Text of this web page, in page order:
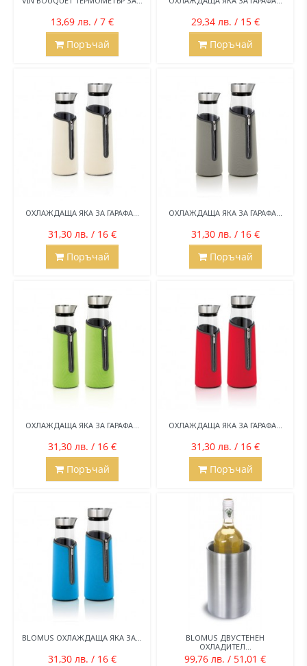
13,69 лв. / 7 €
Поръчай
29,34 лв. / 15 €
Поръчай
ОХЛАЖДАЩА ЯКА ЗА ГАРАФА...
31,30 лв. / 16 €
Поръчай
ОХЛАЖДАЩА ЯКА ЗА ГАРАФА...
31,30 лв. / 16 €
Поръчай
ОХЛАЖДАЩА ЯКА ЗА ГАРАФА...
31,30 лв. / 16 €
Поръчай
ОХЛАЖДАЩА ЯКА ЗА ГАРАФА...
31,30 лв. / 16 €
Поръчай
BLOMUS ОХЛАЖДАЩА ЯКА ЗА...
31,30 лв. / 16 €
BLOMUS ДВУСТЕНЕН
ОХЛАДИТЕЛ...
99,76 лв. / 51,01 €